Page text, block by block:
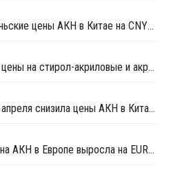
Shanghai Secco подняла июньские цены АКН в Китае на CNY100 за тонну
Trinseo поднимет июньские цены на стирол-акриловые и акриловые латексы для Северной Америки
Shanghai Secco в середине апреля снизила цены АКН в Китае на CNY900 за тонну
Ноябрьская контрактная цена АКН в Европе выросла на EUR9,5 за тонну